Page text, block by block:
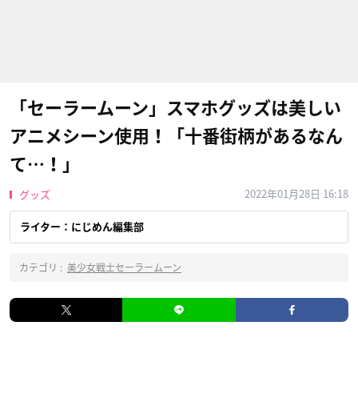
「セーラームーン」スマホグッズは美しい
アニメシーン使用！「十番街柄があるなん
て…！」
グッズ 2022年01月28日 16:18
ライター：にじめん編集部
カテゴリ : 美少女戦士セーラームーン